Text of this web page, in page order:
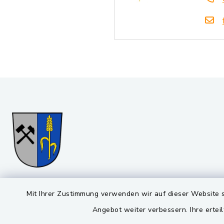
Mit Ihrer Zustimmung verwenden wir auf dieser
Angebot weiter verbessern. Ihre
Gemeinde Stulln